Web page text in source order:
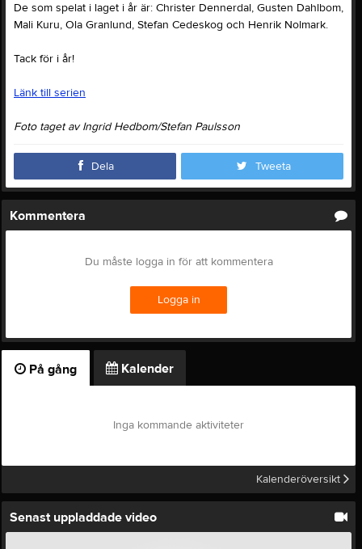
De som spelat i laget i år är: Christer Dennerdal, Gusten Dahlbom,
Mali Kuru, Ola Granlund, Stefan Cedeskog och Henrik Nolmark.
Tack för i år!
Länk till serien
Foto taget av Ingrid Hedbom/Stefan Paulsson
Dela Tweeta
Kommentera
Du måste logga in för att kommentera
Logga in
På gång Kalender
Inga kommande aktiviteter
Kalenderöversikt
Senast uppladdade video